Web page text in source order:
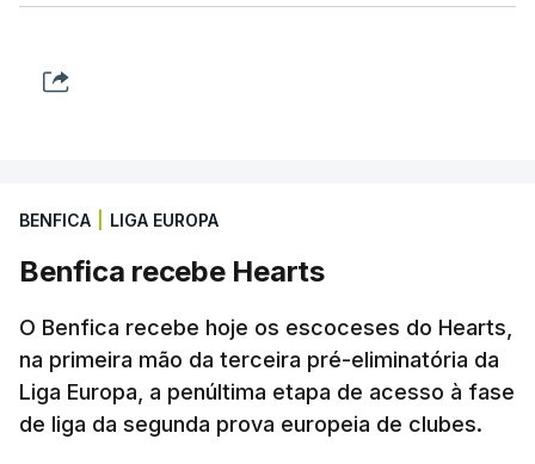
BENFICA LIGA EUROPA
Benfica recebe Hearts
O Benfica recebe hoje os escoceses do Hearts,
na primeira mão da terceira pré-eliminatória da
Liga Europa, a penúltima etapa de acesso à fase
de liga da segunda prova europeia de clubes.